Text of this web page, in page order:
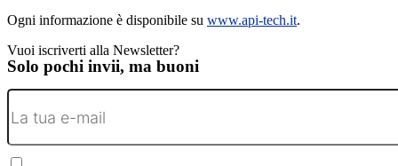
Ogni informazione è disponibile su www.api-tech.it.
Vuoi iscriverti alla Newsletter?
Solo pochi invii, ma buoni